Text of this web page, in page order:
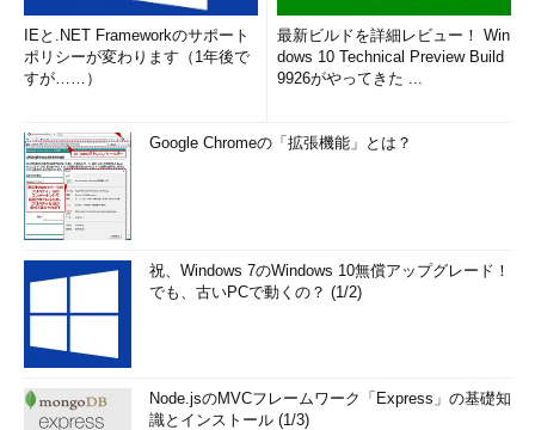
IEと.NET Frameworkのサポート
ポリシーが変わります（1年後で
すが……）
最新ビルドを詳細レビュー！ Win
dows 10 Technical Preview Build
9926がやってきた ...
Google Chromeの「拡張機能」とは？
祝、Windows 7のWindows 10無償アップグレード！
でも、古いPCで動くの？ (1/2)
Node.jsのMVCフレームワーク「Express」の基礎知
識とインストール (1/3)